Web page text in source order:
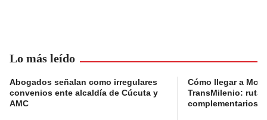
Lo más leído
Abogados señalan como irregulares
convenios ente alcaldía de Cúcuta y
AMC
Cómo llegar a
TransMilenio:
complementarios